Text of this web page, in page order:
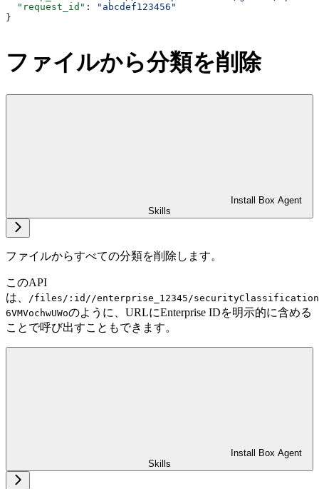
  "request_id"
:
"abcdef123456"
}
ファイルから分類を削除
Install Box Agent
Skills
ファイルからすべての分類を削除します。
このAPI
は、
/files/:id//enterprise_12345/
6VMVochwUWoのように、URLにEnterprise IDを明示的に含める
ことで呼び出すこともできます。
Install Box Agent
Skills